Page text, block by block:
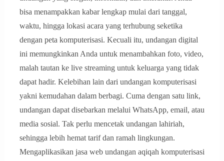
bisa menampakkan kabar lengkap mulai dari tanggal,
waktu, hingga lokasi acara yang terhubung seketika
dengan peta komputerisasi. Kecuali itu, undangan digital
ini memungkinkan Anda untuk menambahkan foto, video,
malah tautan ke live streaming untuk keluarga yang tidak
dapat hadir. Kelebihan lain dari undangan komputerisasi
yakni kemudahan dalam berbagi. Cuma dengan satu link,
undangan dapat disebarkan melalui WhatsApp, email, atau
media sosial. Tak perlu mencetak undangan lahiriah,
sehingga lebih hemat tarif dan ramah lingkungan.
Mengaplikasikan jasa web undangan aqiqah komputerisasi